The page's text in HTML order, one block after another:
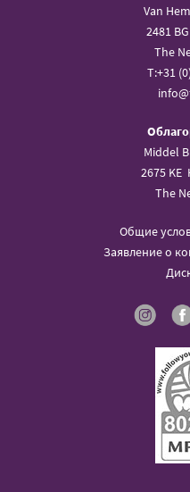
Van
2481
The
T:+31
info@
Middel
2675 KE
The
Общие
Заявление о